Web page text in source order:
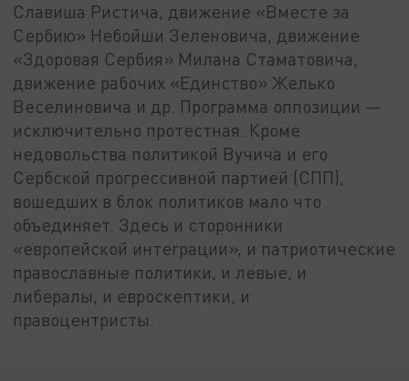
Славиша Ристича, движение «Вместе за
Сербию» Небойши Зеленовича, движение
«Здоровая Сербия» Милана Стаматовича,
движение рабочих «Единство» Желько
Веселиновича и др. Программа оппозиции —
исключительно протестная. Кроме
недовольства политикой Вучича и его
Сербской прогрессивной партией (СПП),
вошедших в блок политиков мало что
объединяет. Здесь и сторонники
«европейской интеграции», и патриотические
православные политики, и левые, и
либералы, и евроскептики, и
правоцентристы.